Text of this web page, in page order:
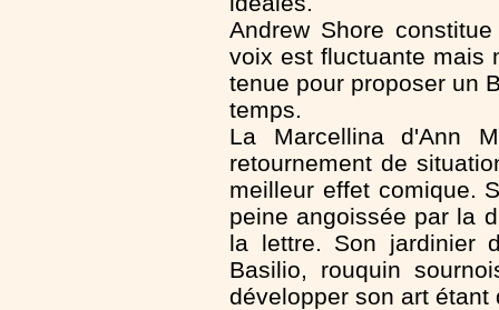
Andrew Shore
voix est fluctuante mais
tenue pour proposer un
temps.
La Marcellina d'Ann
retournement de
meilleur effet comique.
peine angoissée par la
la lettre. Son jardinier
Basilio, rouquin
développer son art